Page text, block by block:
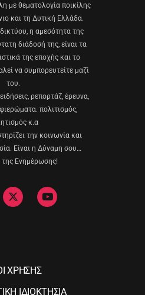
με θεματολογία ποικίλης
και τη Δυτική Ελλάδα.
η αμεσότητα της
διάδοσή της, είναι τα
της εποχής και το
να συμπορευτείτε μαζί
του.
ρεπορτάζ, έρευνα,
πολιτισμός,
κ.α
την κοινωνία και
Είναι η Δύναμη σου…
Ενημέρωσης!
ΧΡΗΣΗΣ
ΙΔΙΟΚΤΗΣΙΑ